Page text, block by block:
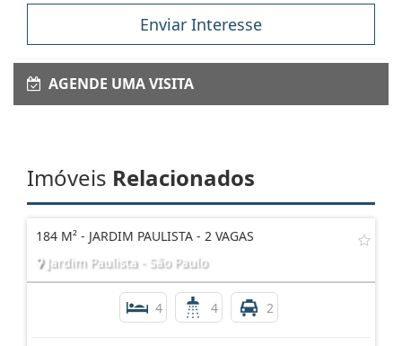
Enviar Interesse
AGENDE UMA VISITA
Imóveis Relacionados
184 M² - JARDIM PAULISTA - 2 VAGAS
Jardim Paulista - São Paulo
4 4 2